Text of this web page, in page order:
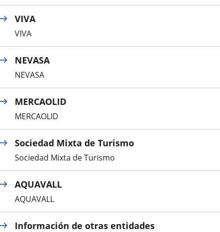
VIVA
VIVA
NEVASA
NEVASA
MERCAOLID
MERCAOLID
Sociedad Mixta de Turismo
Sociedad Mixta de Turismo
AQUAVALL
AQUAVALL
Información de otras entidades